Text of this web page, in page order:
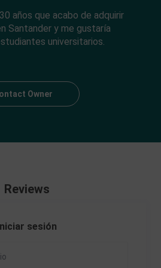
años que acabo de adquirir
Santander y me gustaría
universitarios.
Owner
Reviews
sesión